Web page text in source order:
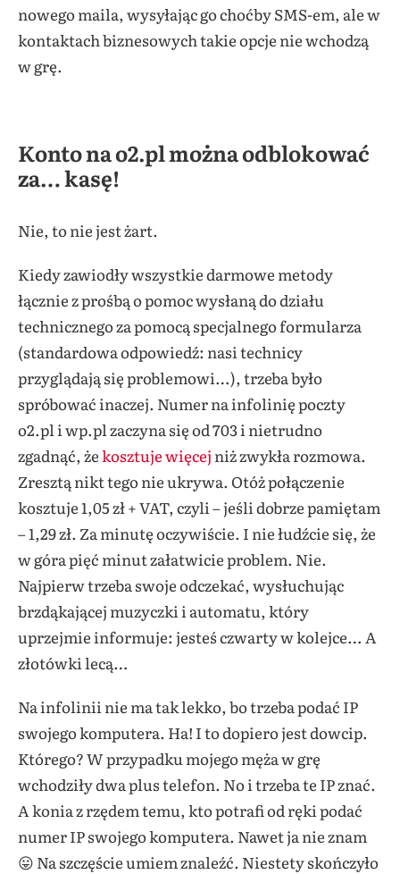
nowego maila, wysyłając go choćby SMS-em, ale w
kontaktach biznesowych takie opcje nie wchodzą
w grę.
Konto na o2.pl można odblokować
za… kasę!
Nie, to nie jest żart.
Kiedy zawiodły wszystkie darmowe metody
łącznie z prośbą o pomoc wysłaną do działu
technicznego za pomocą specjalnego formularza
(standardowa odpowiedź: nasi technicy
przyglądają się problemowi…), trzeba było
spróbować inaczej. Numer na infolinię poczty
o2.pl i wp.pl zaczyna się od 703 i nietrudno
zgadnąć, żekosztuje więcej niż zwykła rozmowa.
Zresztą nikt tego nie ukrywa. Otóż połączenie
kosztuje 1,05 zł + VAT, czyli – jeśli dobrze pamiętam
– 1,29 zł. Za minutę oczywiście. I nie łudźcie się, że
w góra pięć minut załatwicie problem. Nie.
Najpierw trzeba swoje odczekać, wysłuchując
brzdąkającej muzyczki i automatu, który
uprzejmie informuje: jesteś czwarty w kolejce… A
złotówki lecą…
Na infolinii nie ma tak lekko, bo trzeba podać IP
swojego komputera. Ha! I to dopiero jest dowcip.
Którego? W przypadku mojego męża w grę
wchodziły dwa plus telefon. No i trzeba te IP znać.
A konia z rzędem temu, kto potrafi od ręki podać
numer IP swojego komputera. Nawet ja nie znam
😛 Na szczęście umiem znaleźć. Niestety skończyło